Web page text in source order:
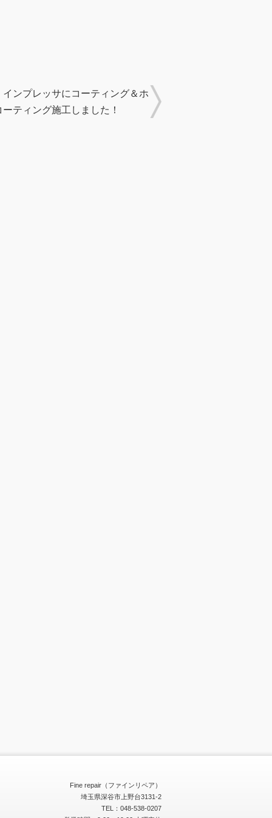
ンプレッサにコーティング＆ホ
ティング施工しました！
Fine repair（ファインリペア）
埼玉県深谷市上野台3131-2
TEL：048-538-0207